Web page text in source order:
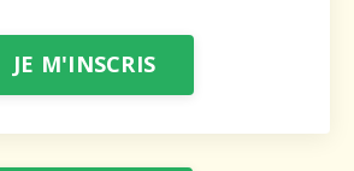
JE M'INSCRIS